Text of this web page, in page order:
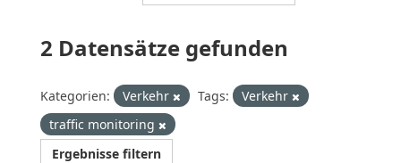
2 Datensätze gefunden
Kategorien: Verkehr Tags:
Verkehr
traffic monitoring
Ergebnisse filtern